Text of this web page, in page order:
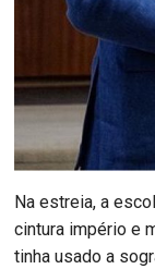
Na estreia, a
cintura império e
tinha usado a